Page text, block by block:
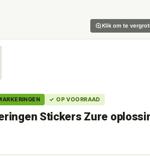
Klik om te
✓ OP VOORRAAD
Stickers Zure